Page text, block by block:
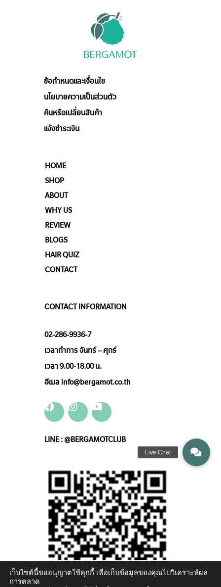
ข้อกำหนดและเงื่อนไข
นโยบายความเป็นส่วนตัว
คืนหรือเปลี่ยนสินค้า
แจ้งชำระเงิน
HOME
SHOP
ABOUT
WHY US
REVIEW
BLOGS
HAIR QUIZ
CONTACT
CONTACT INFORMATION
02-286-9936-7
เวลาทำการ จันทร์ – ศุกร์
เวลา 9.00-18.00 น.
อีเมล info@bergamot.co.th
LINE : @BERGAMOTCLUB
เว็บไซต์นี้ขออนุญาตใช้คุกกี้ เพื่อเก็บข้อมูลของคุณไปวิเคราะห์ผล
การตลาด